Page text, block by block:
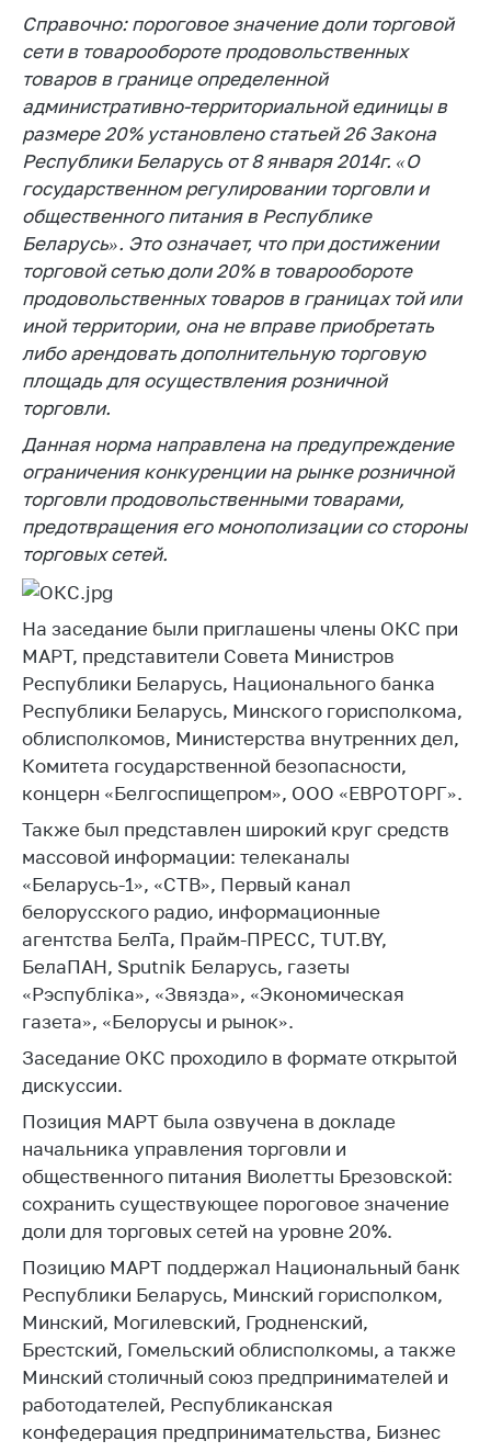
Антимонопольное
регулирование и
конкуренция
Торговля и услуги
Регулирование и
контроль закупок
Защита прав
потребителей
Регулирование
рекламной
деятельности
Международное
сотрудничество
Применение мер
нетарифного
регулирования
Биржевая торговля
Выставочная
деятельность в
Республике
Защита
персональных
данных
Новости
Обратиться в МАРТ
Личный прием
граждан и юр. лиц
Прямaя телефоннaя
линия
Горячая линия
Электронные
обращения
Сообщить о росте
цен на товары
Сообщить о росте
цен на лекарства и
медицинские
изделия
Контакты
Адрес и режим
работы
Приемная
Министра
Горячая линия
Пресс-служба
Справочно: пороговое значение доли торговой
сети в товарообороте продовольственных
товаров в границе определенной
административно-территориальной единицы в
размере 20% установлено статьей 26 Закона
Республики Беларусь от 8 января 2014г. «О
государственном регулировании торговли и
общественного питания в Республике
Беларусь». Это означает, что при достижении
торговой сетью доли 20% в товарообороте
продовольственных товаров в границах той или
иной территории, она не вправе приобретать
либо арендовать дополнительную торговую
площадь для осуществления розничной
торговли.
Данная норма направлена на предупреждение
ограничения конкуренции на рынке розничной
торговли продовольственными товарами,
предотвращения его монополизации со стороны
торговых сетей.
На заседание были приглашены члены ОКС при
МАРТ, представители Совета Министров
Республики Беларусь, Национального банка
Республики Беларусь, Минского горисполкома,
облисполкомов, Министерства внутренних дел,
Комитета государственной безопасности,
концерн «Белгоспищепром», ООО «ЕВРОТОРГ».
Также был представлен широкий круг средств
массовой информации: телеканалы
«Беларусь-1», «СТВ», Первый канал
белорусского радио, информационные
агентства БелТа, Прайм-ПРЕСС, TUT.BY,
БелаПАН, Sputnik Беларусь, газеты
«Рэспубліка», «Звязда», «Экономическая
газета», «Белорусы и рынок».
Заседание ОКС проходило в формате открытой
дискуссии.
Позиция МАРТ была озвучена в докладе
начальника управления торговли и
общественного питания Виолетты Брезовской:
сохранить существующее пороговое значение
доли для торговых сетей на уровне 20%.
Позицию МАРТ поддержал Национальный банк
Республики Беларусь, Минский горисполком,
Минский, Могилевский, Гродненский,
Брестский, Гомельский облисполкомы, а также
Минский столичный союз предпринимателей и
работодателей, Республиканская
конфедерация предпринимательства, Бизнес